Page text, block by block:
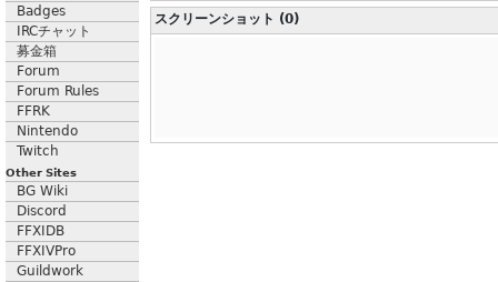
Badges
IRCチャット
募金箱
Forum
Forum Rules
FFRK
Nintendo
Twitch
Other Sites
BG Wiki
Discord
FFXIDB
FFXIVPro
Guildwork
スクリーンショット (0)